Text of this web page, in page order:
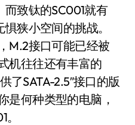
致钛的SC001就有
狭小空间的挑战。
M.2接口可能已经被
机往往还有丰富的
了SATA-2.5″接口的版
是何种类型的电脑，